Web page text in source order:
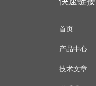
首页
产品中心
技术文章